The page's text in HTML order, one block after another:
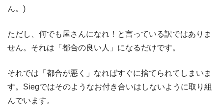
ん。)
ただし、何でも屋さんになれ！と言っている訳ではありま
せん。それは「都合の良い人」になるだけです。
それでは「都合が悪く」なればすぐに捨てられてしまいま
す。Siegではそのようなお付き合いはしないように取り組
んでいます。